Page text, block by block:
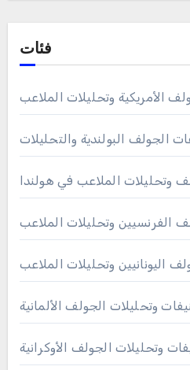
فئات
الأمريكية وتحليلات الملاعب
الجولف البولندية والتحليلات
وتحليلات الملاعب في هولندا
الفرنسيين وتحليلات الملاعب
اليونانيين وتحليلات الملاعب
وتحليلات الجولف الألمانية
وتحليلات الجولف الأوكرانية